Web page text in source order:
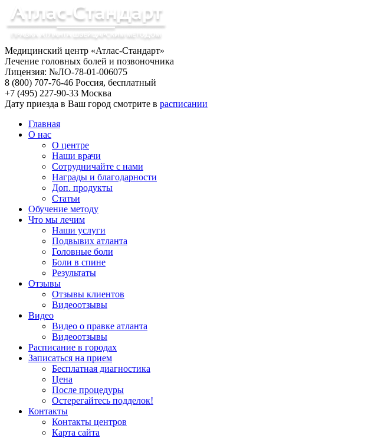
Медицинский центр «Атлас-Стандарт»
Лечение головных болей и позвоночника
Лицензия: №ЛО-78-01-006075
8 (800) 707-76-46 Россия, бесплатный
+7 (495) 227-90-33 Москва
Дату приезда в Ваш город смотрите в расписании
Главная
О нас
О центре
Наши врачи
Сотрудничайте с нами
Награды и благодарности
Доп. продукты
Статьи
Обучение методу
Что мы лечим
Наши услуги
Подвывих атланта
Головные боли
Боли в спине
Результаты
Отзывы
Отзывы клиентов
Видеоотзывы
Видео
Видео о правке атланта
Видеоотзывы
Расписание в городах
Записаться на прием
Бесплатная диагностика
Цена
После процедуры
Остерегайтесь подделок!
Контакты
Контакты центров
Карта сайта